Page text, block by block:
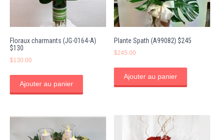
Floraux charmants (JG-0164-A)
$130
$130.00
Ajouter au panier
Plante Spath (A99082) $245
$245.00
Ajouter au panier